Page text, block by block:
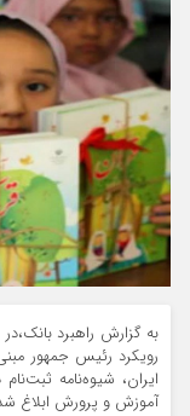
به گزارش راهبرد
رویکرد رئیس جمهور
ایران، شیوه‌نامه
آموزش و پرورش ابلاغ